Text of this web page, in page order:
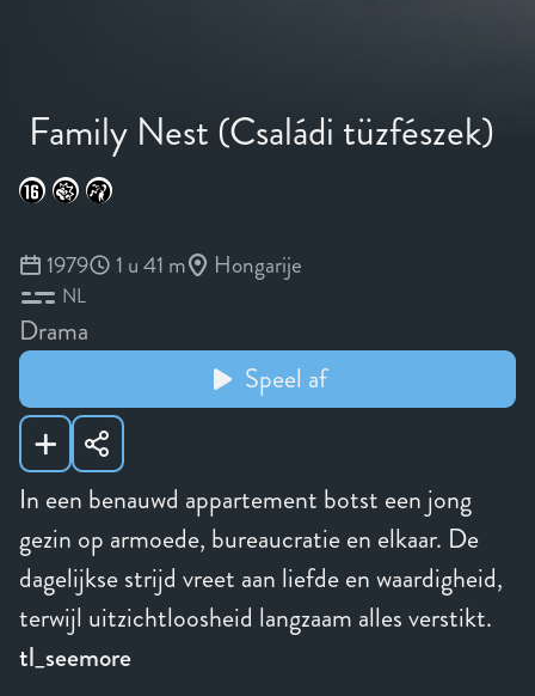
Family Nest (Családi tüzfészek)
In een benauwd appartement botst een jong
gezin op armoede, bureaucratie en elkaar. De
dagelijkse strijd vreet aan liefde en waardigheid,
terwijl uitzichtloosheid langzaam alles verstikt.
tl_seemore
1979 1 u 41 m Hongarije
NL
Drama
Speel af